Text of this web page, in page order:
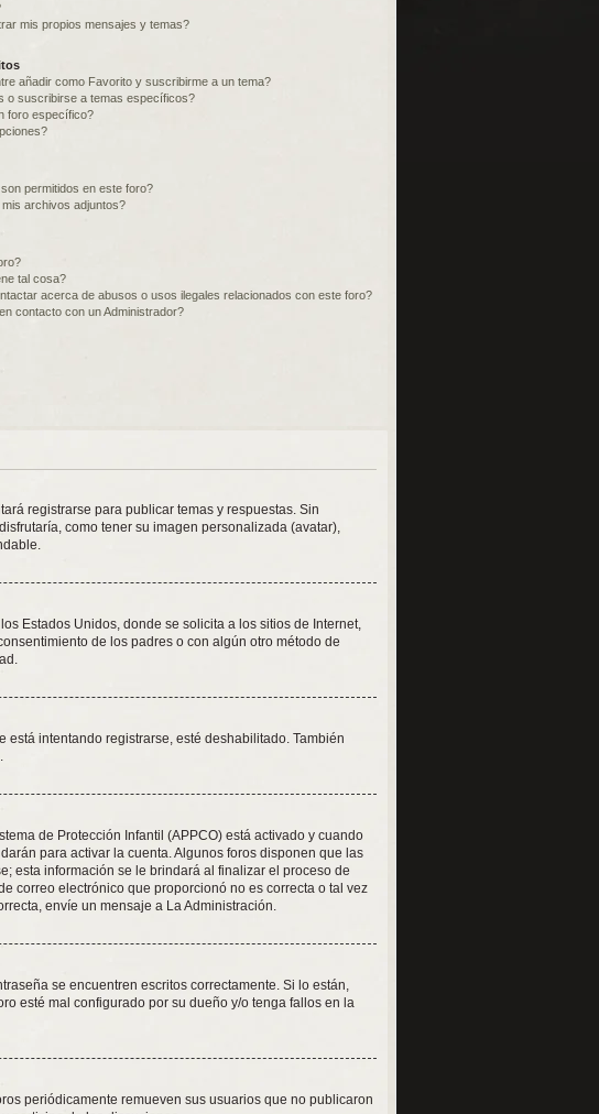
mis propios mensajes y temas?
añadir como Favorito y suscribirme a un tema?
o suscribirse a temas específicos?
foro específico?
permitidos en este foro?
archivos adjuntos?
tal cosa?
acerca de abusos o usos ilegales relacionados con este foro?
contacto con un Administrador?
registrarse para publicar temas y respuestas. Sin
como tener su imagen personalizada (avatar),
Estados Unidos, donde se solicita a los sitios de Internet,
de los padres o con algún otro método de
intentando registrarse, esté deshabilitado. También
de Protección Infantil (APPCO) está activado y cuando
para activar la cuenta. Algunos foros disponen que las
esta información se le brindará al finalizar el proceso de
correo electrónico que proporcionó no es correcta o tal vez
envíe un mensaje a La Administración.
se encuentren escritos correctamente. Si lo están,
esté mal configurado por su dueño y/o tenga fallos en la
periódicamente remueven sus usuarios que no publicaron